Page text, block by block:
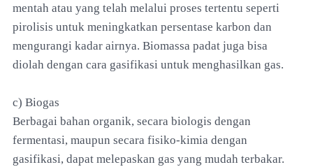
mentah atau yang telah melalui proses tertentu seperti
pirolisis untuk meningkatkan persentase karbon dan
mengurangi kadar airnya. Biomassa padat juga bisa
diolah dengan cara gasifikasi untuk menghasilkan gas.
c) Biogas
Berbagai bahan organik, secara biologis dengan
fermentasi, maupun secara fisiko-kimia dengan
gasifikasi, dapat melepaskan gas yang mudah terbakar.